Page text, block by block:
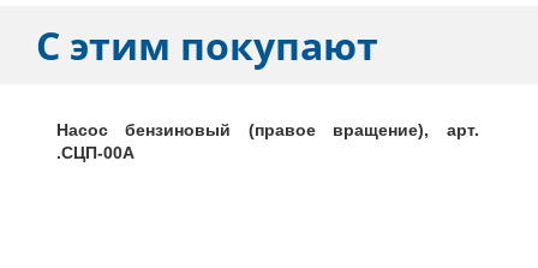
С этим покупают
Насос бензиновый (правое вращение), арт.
.СЦП-00А